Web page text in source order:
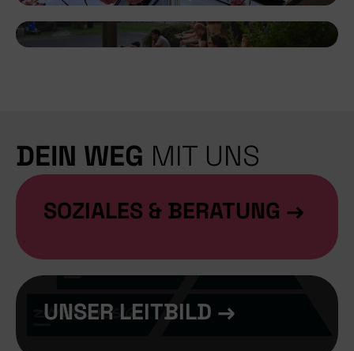
DEIN WEG MIT UNS
UNSER LEITBILD →
SOZIALES & BERATUNG →